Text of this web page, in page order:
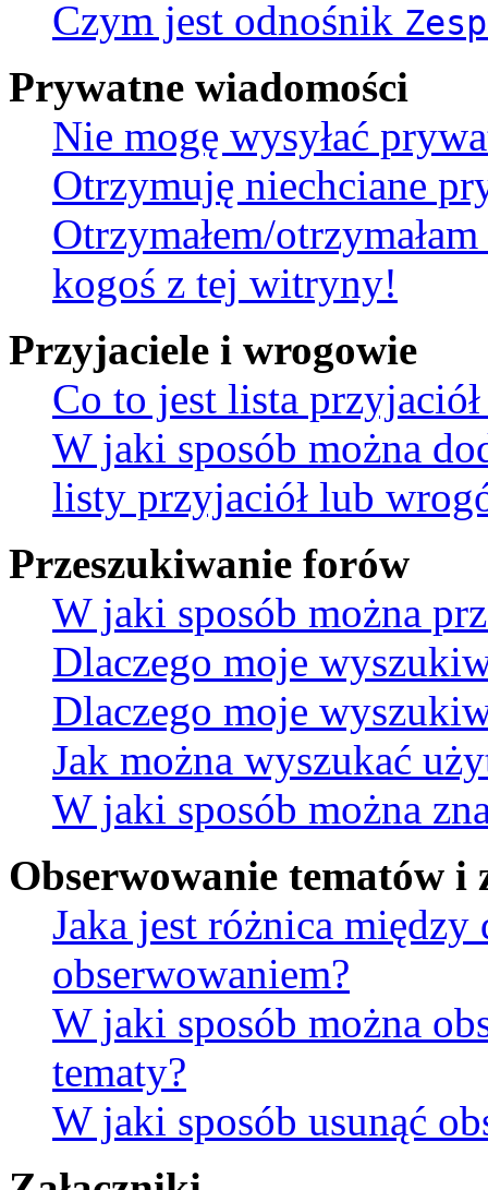
Czym jest odnośnik
Prywatne wiadomości
Nie mogę wysyłać
Otrzymuję niechciane
Otrzymałem/
kogoś z tej witryny!
Przyjaciele i wrogowie
Co to jest lista
W jaki sposób można
listy przyjaciół lub
Przeszukiwanie forów
W jaki sposób można
Dlaczego moje
Dlaczego moje
Jak można wyszukać
W jaki sposób można
Obserwowanie tematów i
Jaka jest różnica między
obserwowaniem?
W jaki sposób można
tematy?
W jaki sposób usunąć